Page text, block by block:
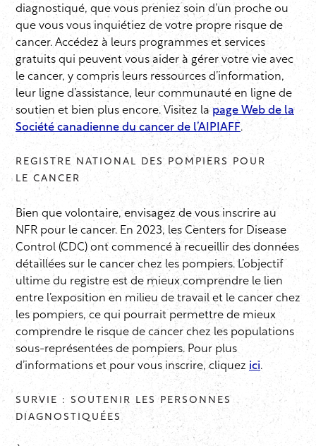
diagnostiqué, que vous preniez soin d’un proche ou
que vous vous inquiétiez de votre propre risque de
cancer. Accédez à leurs programmes et services
gratuits qui peuvent vous aider à gérer votre vie avec
le cancer, y compris leurs ressources d’information,
leur ligne d’assistance, leur communauté en ligne de
soutien et bien plus encore. Visitez lapage Web de la
Société canadienne du cancer de l’AIPIAFF.
REGISTRE NATIONAL DES POMPIERS POUR
LE CANCER
Bien que volontaire, envisagez de vous inscrire au
NFR pour le cancer. En 2023, les Centers for Disease
Control (CDC) ont commencé à recueillir des données
détaillées sur le cancer chez les pompiers. L’objectif
ultime du registre est de mieux comprendre le lien
entre l’exposition en milieu de travail et le cancer chez
les pompiers, ce qui pourrait permettre de mieux
comprendre le risque de cancer chez les populations
sous-représentées de pompiers. Pour plus
d’informations et pour vous inscrire, cliquez ici.
SURVIE : SOUTENIR LES PERSONNES
DIAGNOSTIQUÉES